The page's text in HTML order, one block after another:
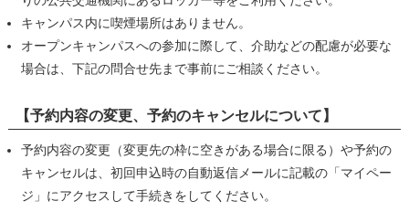
キャンパス内に喫煙場所はありません。
オープンキャンパスへの参加に際して、介助などの配慮が必要な
場合は、下記の問合せ先まで事前にご相談ください。
【予約内容の変更、予約のキャンセルについて】
予約内容の変更（変更先の枠に空きがある場合に限る）や予約の
キャンセルは、初回申込時の自動返信メールに記載の「マイペー
ジ」にアクセスして手続きをしてください。